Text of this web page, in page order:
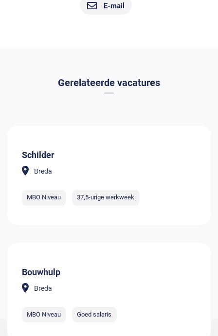
E-mail
Gerelateerde vacatures
Schilder
Breda
MBO Niveau 37,5-urige werkweek
Bouwhulp
Breda
MBO Niveau Goed salaris